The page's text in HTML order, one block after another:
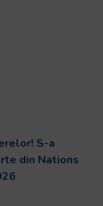
S-a
din Nations